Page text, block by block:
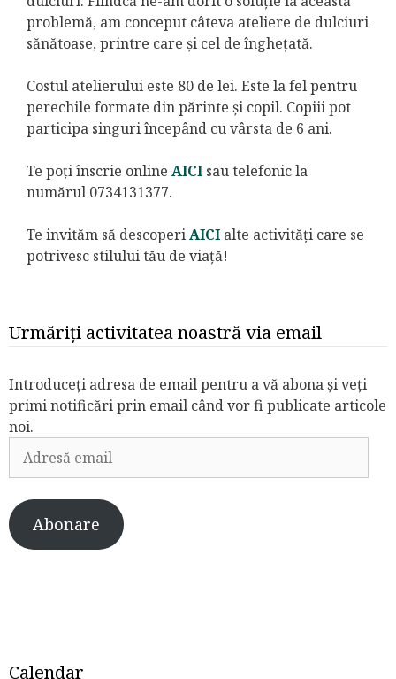
problemă, am conceput câteva ateliere de dulciuri
sănătoase, printre care și cel de înghețată.
Costul atelierului este 80 de lei. Este la fel pentru
perechile formate din părinte și copil. Copiii pot
participa singuri începând cu vârsta de 6 ani.
Te poți înscrie online AICI sau telefonic la
numărul 0734131377.
Te invităm să descoperiAICI alte activități care se
potrivesc stilului tău de viață!
Urmăriți activitatea noastră via email
Introduceți adresa de email pentru a vă abona și veți
primi notificări prin email când vor fi publicate articole
noi.
Adresă
email
Abonare
Calendar